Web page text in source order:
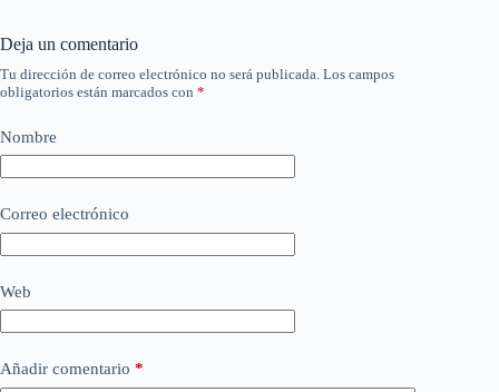
Deja un comentario
Tu dirección de correo electrónico no será publicada. Los campos
obligatorios están marcados con *
Nombre
Correo electrónico
Web
Añadir comentario *